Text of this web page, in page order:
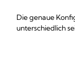
Die genaue
unterschiedlich